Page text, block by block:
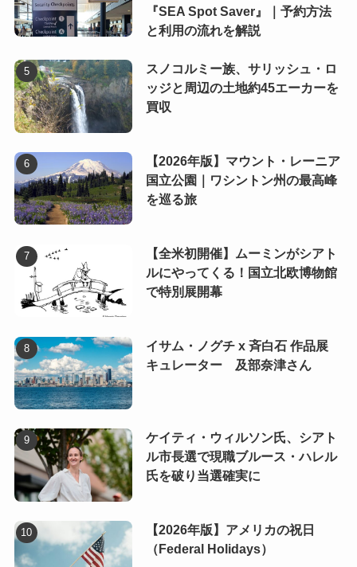
『SEA Spot Saver』｜予約方法
と利用の流れを解説
スノコルミー族、サリッシュ・ロ
ッジと周辺の土地約45エーカーを
買収
【2026年版】マウント・レーニア
国立公園｜ワシントン州の最高峰
を巡る旅
【全米初開催】ムーミンがシアト
ルにやってくる！国立北欧博物館
で特別展開幕
イサム・ノグチ x 斉白石 作品展
キュレーター 及部奈津さん
ケイティ・ウィルソン氏、シアト
ル市長選で現職ブルース・ハレル
氏を破り当選確実に
【2026年版】アメリカの祝日
（Federal Holidays）